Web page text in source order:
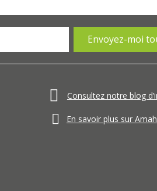
Consultez notre blog
En savoir plus sur